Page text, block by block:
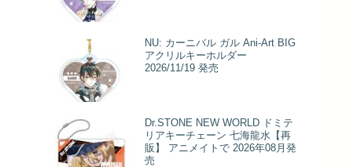
NU: カーニバル ガル Ani-Art BIG
アクリルキーホルダー
2026/11/19 発売
Dr.STONE NEW WORLD ドミテ
リアキーチェーン 七海龍水【再
販】 アニメイトで 2026年08月発
売